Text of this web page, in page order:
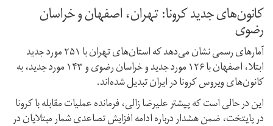
کانون‌های جدید کرونا: تهران، اصفهان و خراسان
رضوی
آمارهای رسمی نشان می‌دهد که استان‌های تهران با ۲۵۱ مورد جدید
ابتلا، اصفهان با ۱۲۶ مورد جدید و خراسان رضوی و ۱۴۳ مورد جدید، به
کانون‌های ویروس کرونا در ایران تبدیل شده‌اند.
این در حالی است که پیشتر علیرضا زالی، فرمانده عملیات مقابله با کرونا
در پایتخت، ضمن هشدار درباره ادامه افزایش تصاعدی شمار مبتلایان در